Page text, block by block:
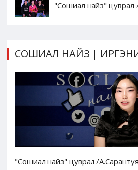
"Сошиал найз" цуврал
СОШИАЛ НАЙЗ |
"Сошиал найз" цуврал /